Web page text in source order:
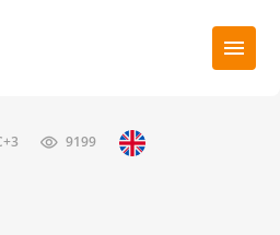
9199